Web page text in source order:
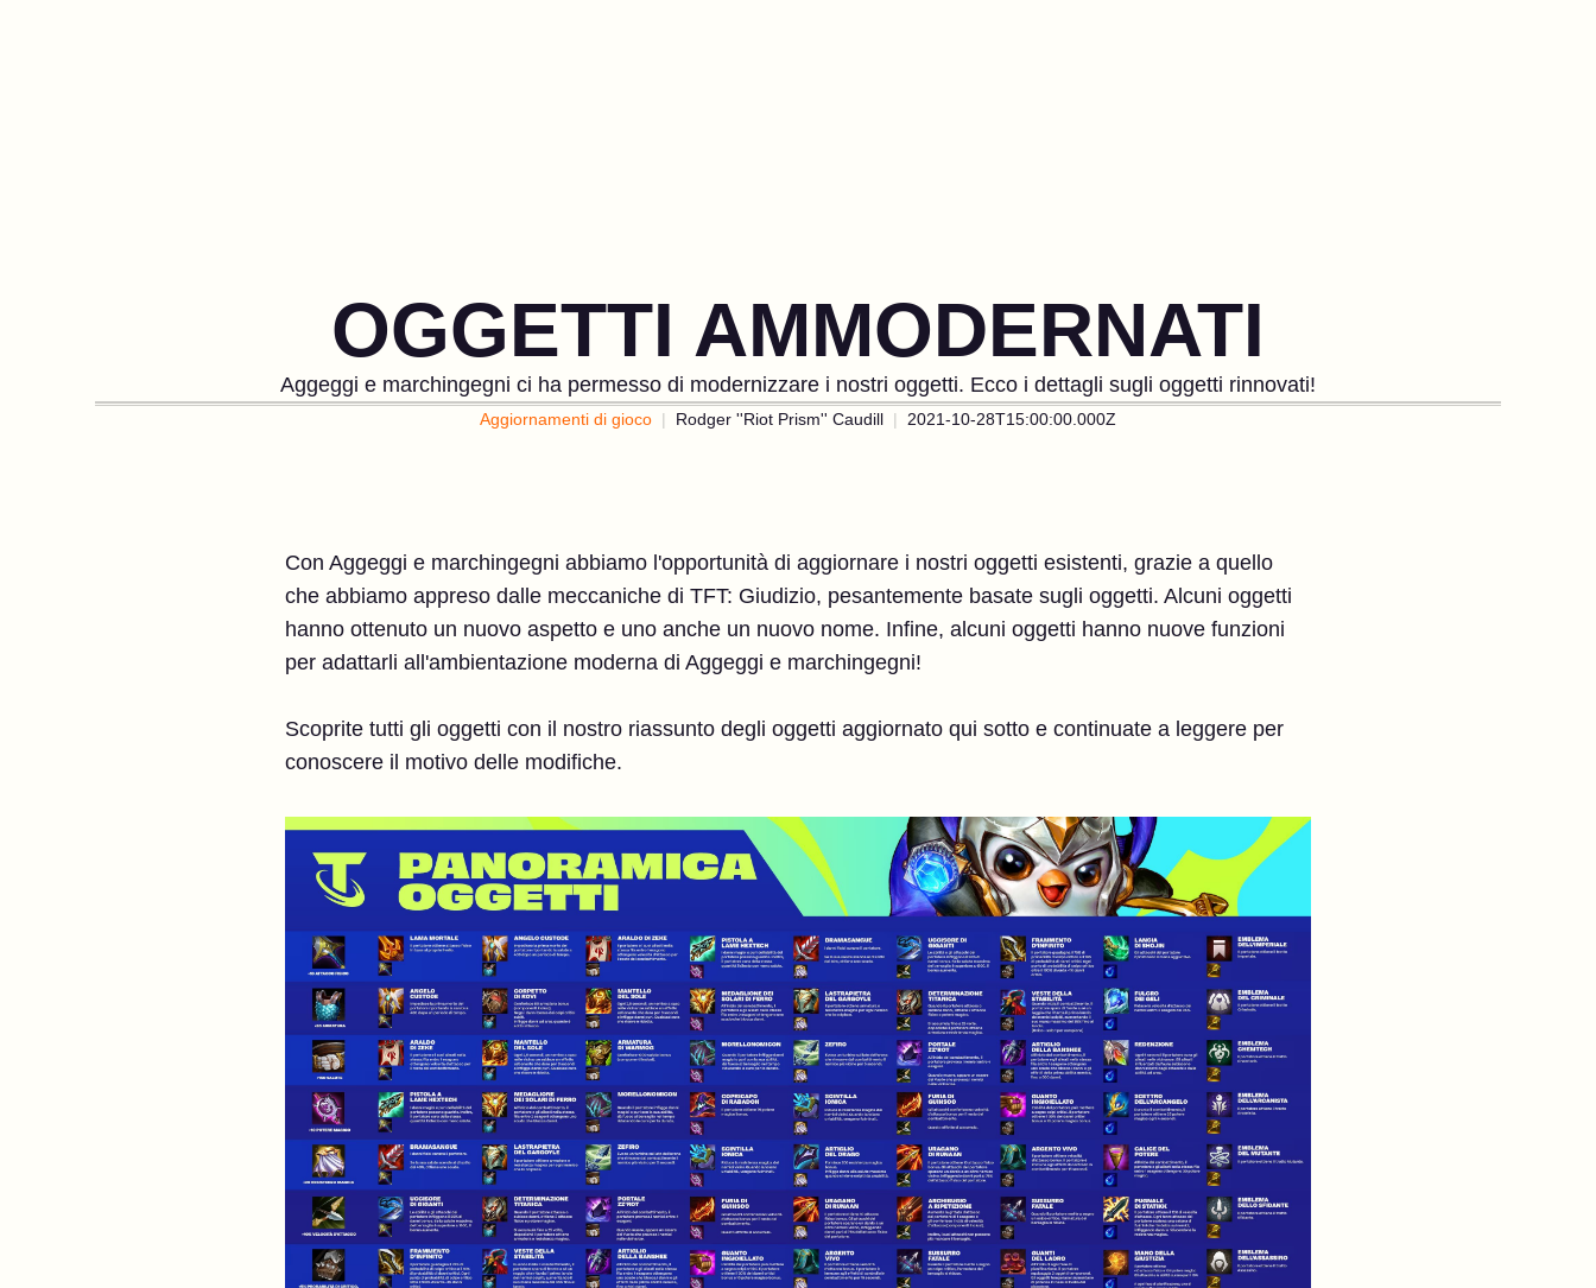
OGGETTI AMMODERNATI
Aggeggi e marchingegni ci ha permesso di modernizzare i nostri oggetti. Ecco i dettagli sugli oggetti rinnovati!
Aggiornamenti di gioco Rodger ''Riot Prism'' Caudill 2021-10-28T15:00:00.000Z
Con Aggeggi e marchingegni abbiamo l'opportunità di aggiornare i nostri oggetti esistenti, grazie a quello
che abbiamo appreso dalle meccaniche di TFT: Giudizio, pesantemente basate sugli oggetti. Alcuni oggetti
hanno ottenuto un nuovo aspetto e uno anche un nuovo nome. Infine, alcuni oggetti hanno nuove funzioni
per adattarli all'ambientazione moderna di Aggeggi e marchingegni!
Scoprite tutti gli oggetti con il nostro riassunto degli oggetti aggiornato qui sotto e continuate a leggere per
conoscere il motivo delle modifiche.